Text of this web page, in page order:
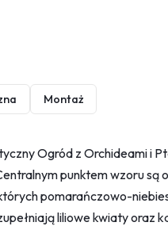
Montaż
Ogród z Orchideami i
punktem wzoru są
pomarańczowo-
liliowe kwiaty